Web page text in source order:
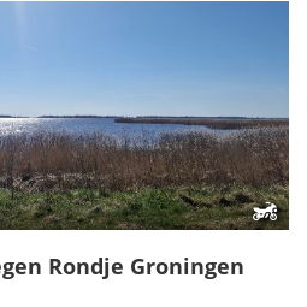
Rondje Groningen